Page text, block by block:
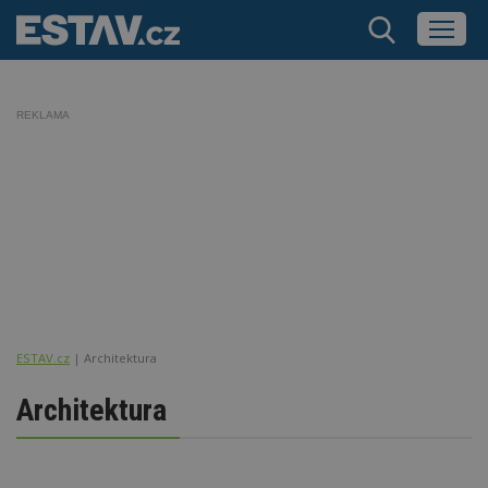
REKLAMA
ESTAV.cz Architektura
Architektura